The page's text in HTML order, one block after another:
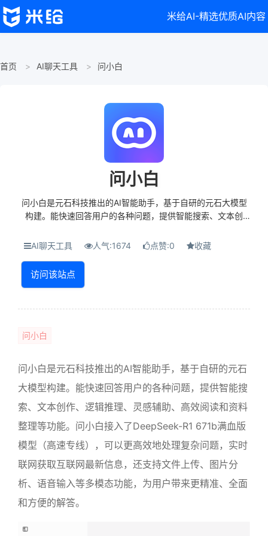
米给AI-精选优质AI内容
首页 AI聊天工具 问小白
问小白
问小白是元石科技推出的AI智能助手，基于自研的元石大模型
构建。能快速回答用户的各种问题，提供智能搜索、文本创
白接入了DeepSeek-R1 671b满血版模型（...
AI聊天工具 人气:1674 点赞:0 收藏
访问该站点
问小白
问小白是元石科技推出的AI智能助手，基于自研的元石
大模型构建。能快速回答用户的各种问题，提供智能搜
索、文本创作、逻辑推理、灵感辅助、高效阅读和资料
整理等功能。问小白接入了DeepSeek-R1 671b满血版
模型（高速专线），可以更高效地处理复杂问题，实时
联网获取互联网最新信息，还支持文件上传、图片分
析、语音输入等多模态功能，为用户带来更精准、全面
和方便的解答。